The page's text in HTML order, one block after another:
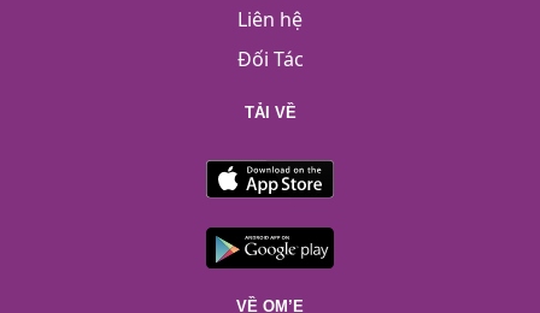
Liên hệ
Đối Tác
TẢI VỀ
VỀ OM’E